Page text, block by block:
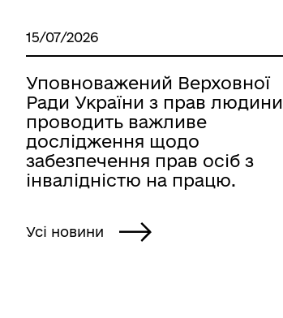
15/07/2026
Уповноважений Верховної
Ради України з прав людини
проводить важливе
дослідження щодо
забезпечення прав осіб з
інвалідністю на працю.
Усі новини